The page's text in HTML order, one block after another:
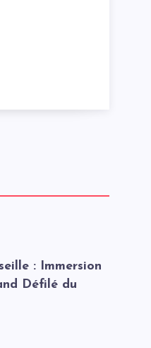
: Immersion
Défilé du